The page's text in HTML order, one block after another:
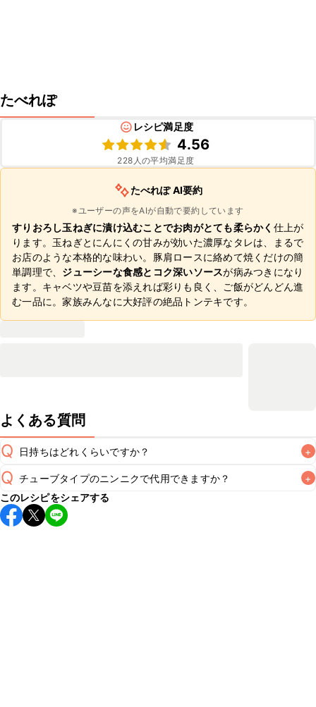
たべれぽ
レシピ満足度
4.56
228 人の平均満足度
たべれぽ AI要約
※ユーザーの声をAIが自動で要約しています
すりおろし玉ねぎに漬け込むことでお肉がとても柔らかく 仕上が
ります。玉ねぎとにんにくの甘みが効いた濃厚なタレは、まるで
お店のような本格的な味わい。豚肩ロースに絡めて焼くだけの簡
単調理で、 ジューシーな食感とコク深いソースが病みつきになり
ます。キャベツや豆苗を添えれば彩りも良く、ご飯がどんどん進
む一品に。家族みんなに大好評の絶品トンテキです。
よくある質問
Q 日持ちはどれくらいですか？ +
A
保存期間は冷蔵で翌日中が目安です。なるべくお早めにお召
し上がりください。
※日持ちは目安です。
Q チューブタイプのニンニクで代用できますか？ +
A
チューブタイプのニンニクを使用してもお作りいただけま
す。レシピと同量を目安に加え、お好みの風味になるようご
このレシピをシェアする